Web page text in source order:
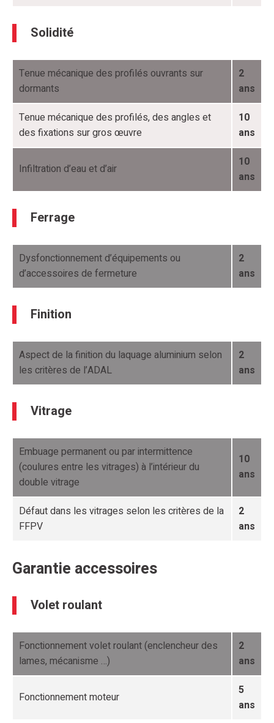
Solidité
Tenue mécanique des profilés ouvrants sur
dormants
2
ans
Tenue mécanique des profilés, des angles et
des fixations sur gros œuvre
10
ans
Infiltration d’eau et d’air
10
ans
Ferrage
Dysfonctionnement d’équipements ou
d’accessoires de fermeture
2
ans
Finition
Aspect de la finition du laquage aluminium selon
les critères de l’ADAL
2
ans
Vitrage
Embuage permanent ou par intermittence
(coulures entre les vitrages) à l’intérieur du
double vitrage
10
ans
Défaut dans les vitrages selon les critères de la
FFPV
2
ans
Garantie accessoires
Volet roulant
Fonctionnement volet roulant (enclencheur des
lames, mécanisme …)
2
ans
Fonctionnement moteur
5
ans